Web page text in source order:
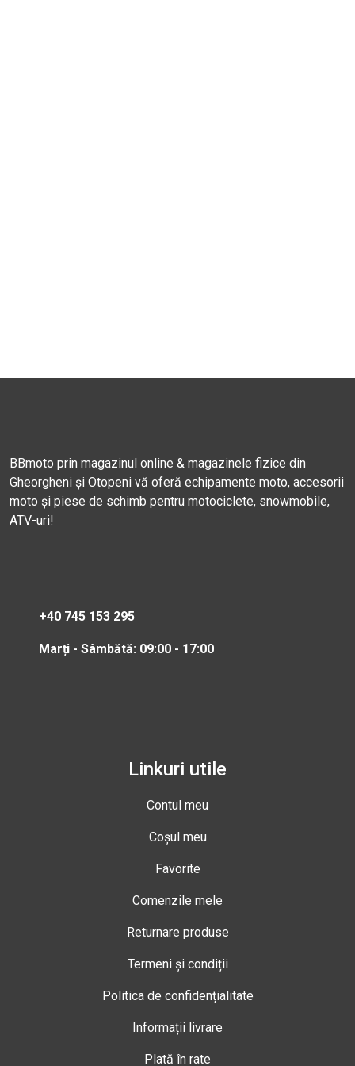
BBmoto prin magazinul online & magazinele fizice din
Gheorgheni și Otopeni vă oferă echipamente moto, accesorii
moto și piese de schimb pentru motociclete, snowmobile,
ATV-uri!
+40 745 153 295
Marți - Sâmbătă: 09:00 - 17:00
Linkuri utile
Contul meu
Coșul meu
Favorite
Comenzile mele
Returnare produse
Termeni și condiții
Politica de confidențialitate
Informații livrare
Plată în rate